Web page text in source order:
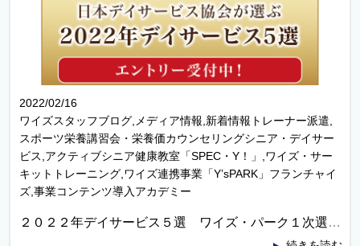
2022/02/16
ワイズスタッフブログ,メディア情報,新着情報トレーナー派遣,
スポーツ栄養講習会・栄養価カウンセリングシニア・デイサー
ビス,アクティブシニア健康教室「SPEC・Y！」,ワイズ・サー
キットトレーニング,ワイズ連携事業「Y’sPARK」フランチャイ
ズ,事業コンテンツ導入アカデミー
２０２２年デイサービス５選 ワイズ・パーク１次選考突破！